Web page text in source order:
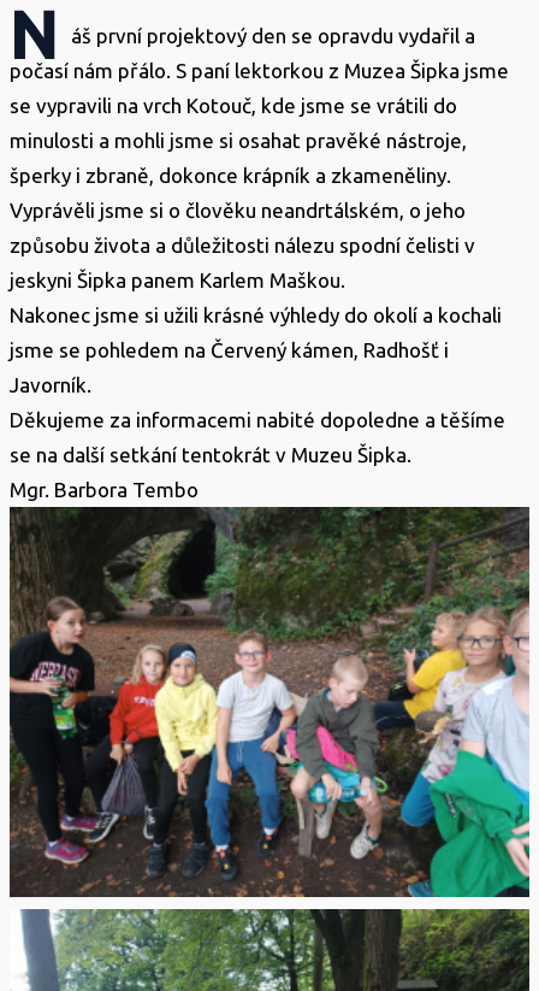
N
áš první projektový den se opravdu vydařil a
počasí nám přálo. S paní lektorkou z Muzea Šipka jsme
se vypravili na vrch Kotouč, kde jsme se vrátili do
minulosti a mohli jsme si osahat pravěké nástroje,
šperky i zbraně, dokonce krápník a zkameněliny.
Vyprávěli jsme si o člověku neandrtálském, o jeho
způsobu života a důležitosti nálezu spodní čelisti v
jeskyni Šipka panem Karlem Maškou.
Nakonec jsme si užili krásné výhledy do okolí a kochali
jsme se pohledem na Červený kámen, Radhošť i
Javorník.
Děkujeme za informacemi nabité dopoledne a těšíme
se na další setkání tentokrát v Muzeu Šipka.
Mgr. Barbora Tembo